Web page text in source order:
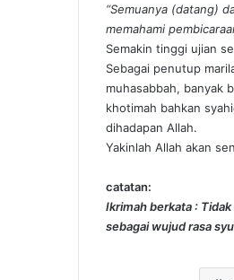
“Semuanya (datang)
memahami
Semakin tinggi ujian
Sebagai penutup
muhasabbah, banyak
khotimah bahkan
dihadapan Allah.
Yakinlah Allah akan
catatan:
Ikrimah berkata :
sebagai wujud rasa